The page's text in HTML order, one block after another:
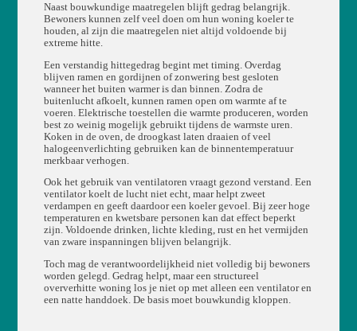
Naast bouwkundige maatregelen blijft gedrag belangrijk.
Bewoners kunnen zelf veel doen om hun woning koeler te
houden, al zijn die maatregelen niet altijd voldoende bij
extreme hitte.
Een verstandig hittegedrag begint met timing. Overdag
blijven ramen en gordijnen of zonwering best gesloten
wanneer het buiten warmer is dan binnen. Zodra de
buitenlucht afkoelt, kunnen ramen open om warmte af te
voeren. Elektrische toestellen die warmte produceren, worden
best zo weinig mogelijk gebruikt tijdens de warmste uren.
Koken in de oven, de droogkast laten draaien of veel
halogeenverlichting gebruiken kan de binnentemperatuur
merkbaar verhogen.
Ook het gebruik van ventilatoren vraagt gezond verstand. Een
ventilator koelt de lucht niet echt, maar helpt zweet
verdampen en geeft daardoor een koeler gevoel. Bij zeer hoge
temperaturen en kwetsbare personen kan dat effect beperkt
zijn. Voldoende drinken, lichte kleding, rust en het vermijden
van zware inspanningen blijven belangrijk.
Toch mag de verantwoordelijkheid niet volledig bij bewoners
worden gelegd. Gedrag helpt, maar een structureel
oververhitte woning los je niet op met alleen een ventilator en
een natte handdoek. De basis moet bouwkundig kloppen.